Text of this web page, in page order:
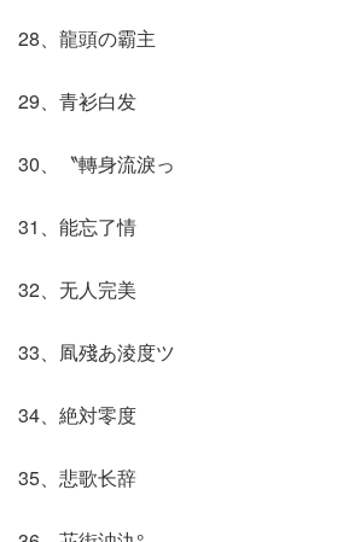
28、龍頭の霸主
29、青衫白发
30、〝轉身流淚っ
31、能忘了情
32、无人完美
33、凮殘あ淩度ツ
34、絶対零度
35、悲歌长辞